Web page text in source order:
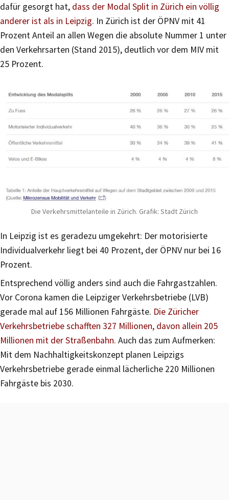
dafür gesorgt hat, dass der Modal Split in Zürich ein völlig
anderer ist als in Leipzig. In Zürich ist der ÖPNV mit 41
Prozent Anteil an allen Wegen die absolute Nummer 1 unter
den Verkehrsarten (Stand 2015), deutlich vor dem MIV mit
25 Prozent.
Die Verkehrsmittelanteile in Zürich. Grafik: Stadt Zürich
In Leipzig ist es geradezu umgekehrt: Der motorisierte
Individualverkehr liegt bei 40 Prozent, der ÖPNV nur bei 16
Prozent.
Entsprechend völlig anders sind auch die Fahrgastzahlen.
Vor Corona kamen die Leipziger Verkehrsbetriebe (LVB)
gerade mal auf 156 Millionen Fahrgäste. Die Züricher
Verkehrsbetriebe schafften 327 Millionen, davon allein 205
Millionen mit der Straßenbahn. Auch das zum Aufmerken:
Mit dem Nachhaltigkeitskonzept planen Leipzigs
Verkehrsbetriebe gerade einmal lächerliche 220 Millionen
Fahrgäste bis 2030.